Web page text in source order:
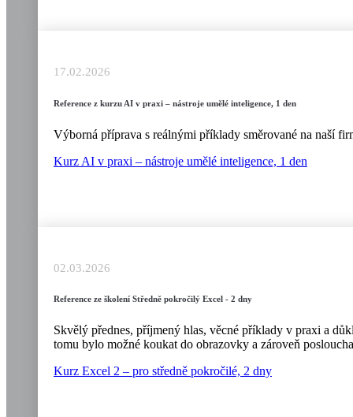
17.02.2026
Reference z kurzu AI v praxi – nástroje umělé inteligence, 1 den
Výborná příprava s reálnými příklady směrované na naší
Kurz AI v praxi – nástroje umělé inteligence, 1 den
02.03.2026
Reference ze školení Středně pokročilý Excel - 2 dny
Skvělý přednes, příjmený hlas, věcné příklady v praxi a
tomu bylo možné koukat do obrazovky a zároveň
Kurz Excel 2 – pro středně pokročilé, 2 dny